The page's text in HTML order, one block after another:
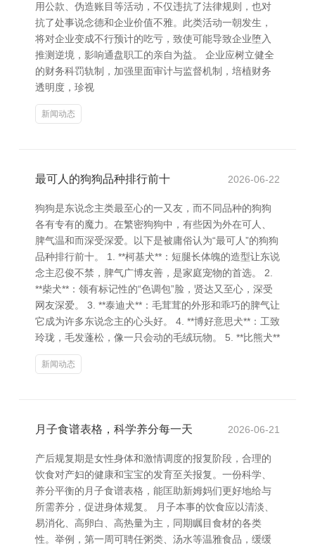
用公款、伪造账目等活动，不仅违抗了法律规则，也对
抗了处事说念德和企业价值不雅。此类活动一朝发生，
将对企业变成不行预计的吃亏，致使可能导致企业堕入
推测逆境，影响通盘职工的亲自为益。 企业应树立健全
的财务科罚轨制，加强里面审计与监督机制，培植财务
透明度，珍视
新闻动态
最可人的狗狗品种排行前十 2026-06-22
狗狗是东说念主类最至心的一又友，而不同品种的狗狗
各有专有的魔力。在繁密狗狗中，有些因为外在可人、
脾气温和而深受深爱。以下是被庸俗认为“最可人”的狗狗
品种排行前十。 1. **柯基犬**：短腿长体魄的造型让东说
念主忍俊不禁，脾气广博友善，是家庭宠物的首选。 2.
**柴犬**：领有标记性的“色调包”脸，贤达又至心，深受
网友深爱。 3. **泰迪犬**：毛茸茸的外形和乖巧的脾气让
它成为许多东说念主的心头好。 4. **博好意思犬**：工致
玲珑，毛发蓬松，像一只会动的毛绒玩物。 5. **比熊犬**
新闻动态
月子食谱表格，科学养分每一天 2026-06-21
产后规复期是女性身体和激情调度的报复阶段，合理的
饮食对产妇的健康和宝宝的发育至关报复。一份科学、
养分平衡的月子食谱表格，能匡助新姆妈们更好地给与
所需养分，促进身体规复。 月子本事的饮食应以清淡、
易消化、高卵白、高热量为主，同期瞩目食材的各类
性。举例，第一周可聘任粥类、汤水等温雅食品，缓缓